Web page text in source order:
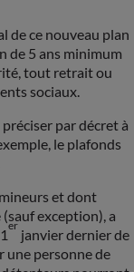
de ce nouveau plan
de 5 ans minimum
tout retrait ou
sociaux.
par décret à
le plafonds
et dont
exception), a
er
janvier dernier de
une personne de